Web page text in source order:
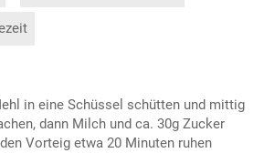
in eine Schüssel schütten und mittig
dann Milch und ca. 30g Zucker
Vorteig etwa 20 Minuten ruhen